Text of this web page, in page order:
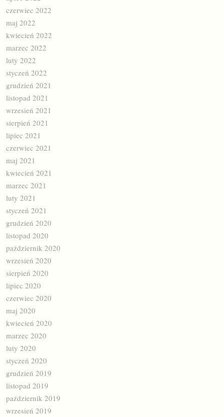
czerwiec 2022
maj 2022
kwiecień 2022
marzec 2022
luty 2022
styczeń 2022
grudzień 2021
listopad 2021
wrzesień 2021
sierpień 2021
lipiec 2021
czerwiec 2021
maj 2021
kwiecień 2021
marzec 2021
luty 2021
styczeń 2021
grudzień 2020
listopad 2020
październik 2020
wrzesień 2020
sierpień 2020
lipiec 2020
czerwiec 2020
maj 2020
kwiecień 2020
marzec 2020
luty 2020
styczeń 2020
grudzień 2019
listopad 2019
październik 2019
wrzesień 2019